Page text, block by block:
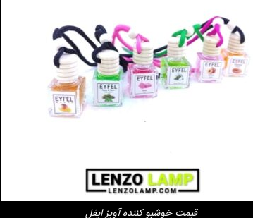
قیمت خوشبو کننده آویز ایفل